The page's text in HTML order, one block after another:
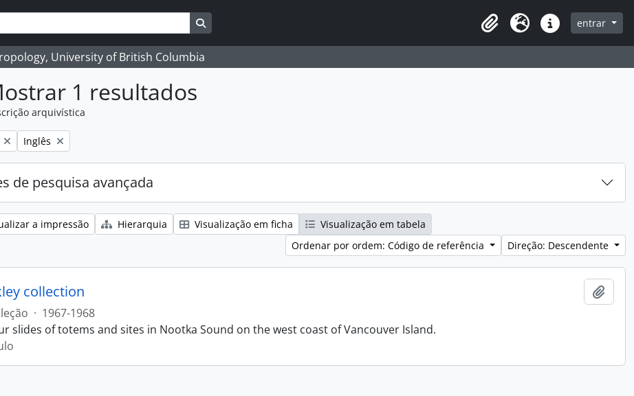
Search in browse page
Clipboard
Idioma Ligações rápidas
entrar
University of British Columbia
1 resultados
arquivística
Remove filter:
Inglês
de pesquisa avançada
a impressão Hierarquia Visualização em ficha
Visualização em tabela
Ordenar por ordem: Código de referência
Direção: Descendente
collection
· 1967-1968
slides of totems and sites in Nootka Sound on the west coast of Vancouver Island.